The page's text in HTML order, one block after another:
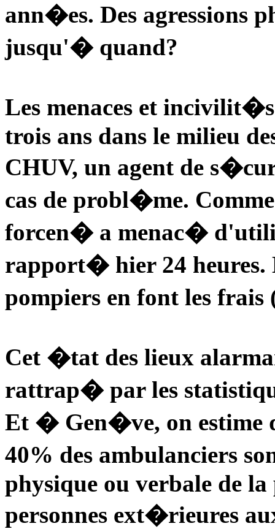
ann�es. Des agressions
jusqu'� quand?
Les menaces et
trois ans dans le milieu
CHUV, un agent de
cas de probl�me.
forcen� a menac�
rapport� hier 24
pompiers en font les
Cet �tat des lieux
rattrap� par les
Et � Gen�ve, on
40% des ambulanciers
physique ou verbale de
personnes ext�rieures